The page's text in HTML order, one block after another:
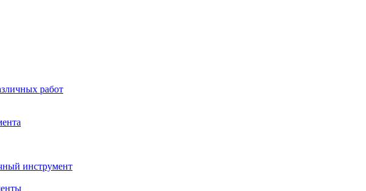
работ
инструмент